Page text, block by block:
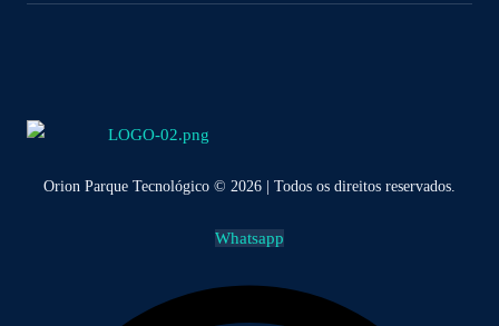
Orion Parque Tecnológico © 2026 | Todos os direitos reservados.
Whatsapp